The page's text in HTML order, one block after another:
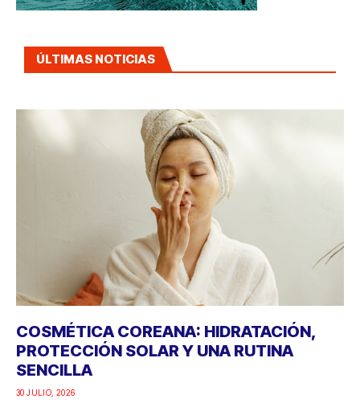
ÚLTIMAS NOTICIAS
COSMÉTICA COREANA: HIDRATACIÓN,
PROTECCIÓN SOLAR Y UNA RUTINA
SENCILLA
30 JULIO, 2026